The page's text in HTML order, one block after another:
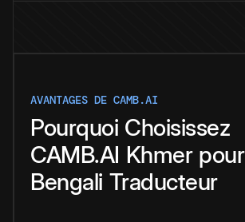
AVANTAGES DE CAMB.AI
Pourquoi Choisissez
CAMB.AI Khmer pour
Bengali Traducteur